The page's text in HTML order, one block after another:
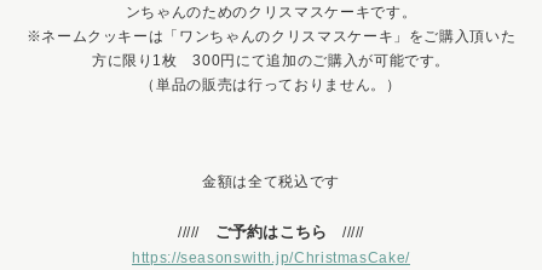
ンちゃんのためのクリスマスケーキです。
※ネームクッキーは「ワンちゃんのクリスマスケーキ」をご購入頂いた
方に限り1枚 300円にて追加のご購入が可能です。
（単品の販売は行っておりません。）
金額は全て税込です
///// ご予約はこちら /////
https://seasonswith.jp/ChristmasCake/